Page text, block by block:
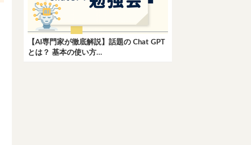
【AI専門家が徹底解説】話題の Chat GPT
とは？ 基本の使い方...